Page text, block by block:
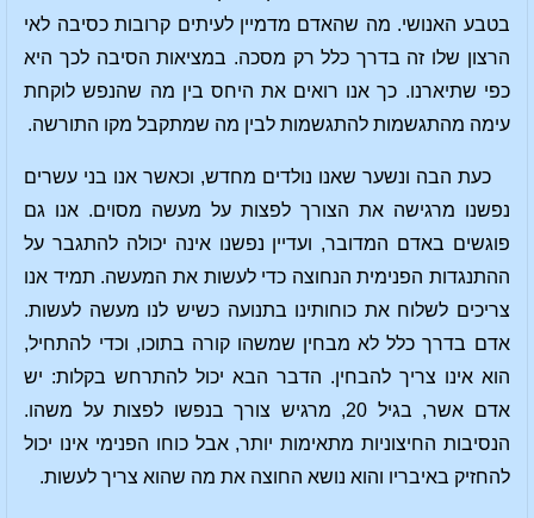
בטבע האנושי. מה שהאדם מדמיין לעיתים קרובות כסיבה לאי
הרצון שלו זה בדרך כלל רק מסכה. במציאות הסיבה לכך היא
כפי שתיארנו. כך אנו רואים את היחס בין מה שהנפש לוקחת
עימה מהתגשמות להתגשמות לבין מה שמתקבל מקו התורשה.
כעת הבה ונשער שאנו נולדים מחדש, וכאשר אנו בני עשרים
נפשנו מרגישה את הצורך לפצות על מעשה מסוים. אנו גם
פוגשים באדם המדובר, ועדיין נפשנו אינה יכולה להתגבר על
ההתנגדות הפנימית הנחוצה כדי לעשות את המעשה. תמיד אנו
צריכים לשלוח את כוחותינו בתנועה כשיש לנו מעשה לעשות.
אדם בדרך כלל לא מבחין שמשהו קורה בתוכו, וכדי להתחיל,
הוא אינו צריך להבחין. הדבר הבא יכול להתרחש בקלות: יש
אדם אשר, בגיל 20, מרגיש צורך בנפשו לפצות על משהו.
הנסיבות החיצוניות מתאימות יותר, אבל כוחו הפנימי אינו יכול
להחזיק באיבריו והוא נושא החוצה את מה שהוא צריך לעשות.